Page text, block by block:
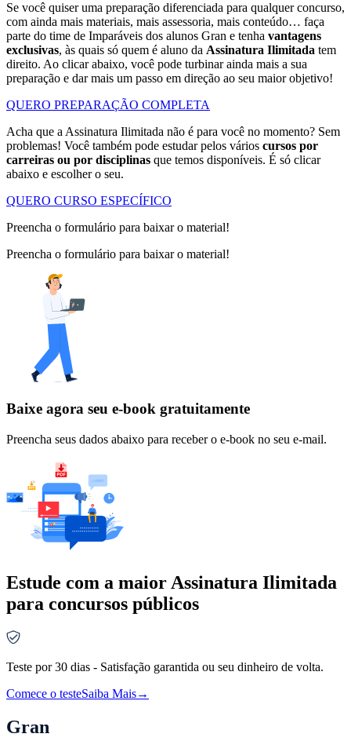
Se você quiser uma preparação diferenciada para qualquer concurso,
com ainda mais materiais, mais assessoria, mais conteúdo… faça
parte do time de Imparáveis dos alunos Gran e tenha vantagens
exclusivas, às quais só quem é aluno da Assinatura Ilimitada tem
direito. Ao clicar abaixo, você pode turbinar ainda mais a sua
preparação e dar mais um passo em direção ao seu maior objetivo!
QUERO PREPARAÇÃO COMPLETA
Acha que a Assinatura Ilimitada não é para você no momento? Sem
problemas! Você também pode estudar pelos vários cursos por
carreiras ou por disciplinas que temos disponíveis. É só clicar
abaixo e escolher o seu.
QUERO CURSO ESPECÍFICO
Preencha o formulário para baixar o material!
Preencha o formulário para baixar o material!
Baixe agora seu e-book gratuitamente
Preencha seus dados abaixo para receber o e-book no seu e-mail.
Estude com a maior Assinatura Ilimitada
para concursos públicos
Teste por 30 dias - Satisfação garantida ou seu dinheiro de volta.
Comece o testeSaiba Mais→
Gran